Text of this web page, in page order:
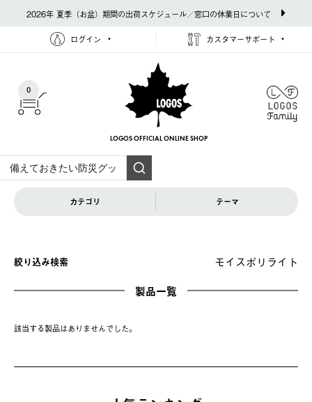
2026年 夏季（お盆）期間の出荷スケジュール／窓口の休業日について
ログイン カスタマーサポート
0
LOGOS OFFICIAL ONLINE SHOP
カテゴリ テーマ
絞り込み検索 モイスポリライト
製品一覧
該当する製品はありませんでした。